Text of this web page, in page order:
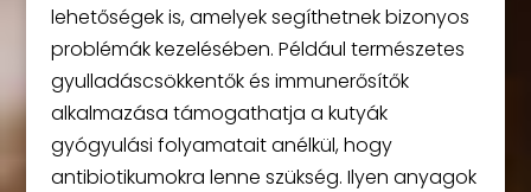
lehetőségek is, amelyek segíthetnek bizonyos
problémák kezelésében. Például természetes
gyulladáscsökkentők és immunerősítők
alkalmazása támogathatja a kutyák
gyógyulási folyamatait anélkül, hogy
antibiotikumokra lenne szükség. Ilyen anyagok